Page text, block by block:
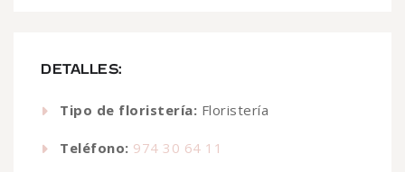
DETALLES:
Tipo de floristería: Floristería
Teléfono: 974 30 64 11